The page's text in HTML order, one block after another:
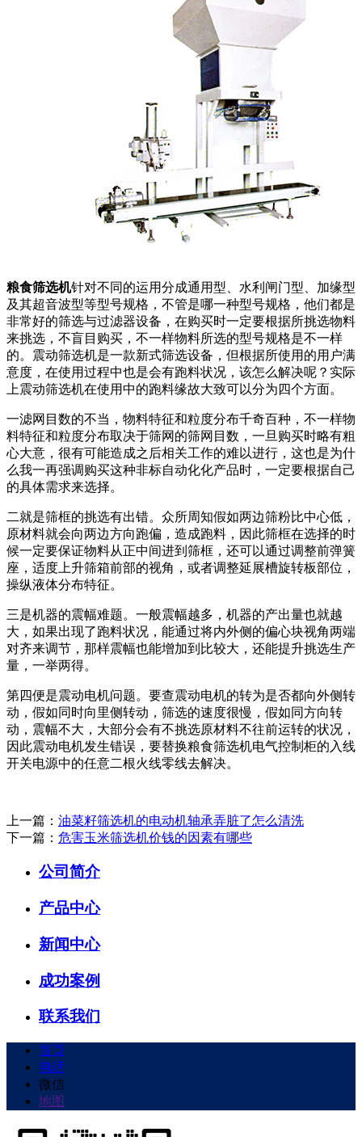
粮食筛选机针对不同的运用分成通用型、水利闸门型、加缘型
及其超音波型等型号规格，不管是哪一种型号规格，他们都是
非常好的筛选与过滤器设备，在购买时一定要根据所挑选物料
来挑选，不盲目购买，不一样物料所选的型号规格是不一样
的。震动筛选机是一款新式筛选设备，但根据所使用的用户满
意度，在使用过程中也是会有跑料状况，该怎么解决呢？实际
上震动筛选机在使用中的跑料缘故大致可以分为四个方面。
一滤网目数的不当，物料特征和粒度分布千奇百种，不一样物
料特征和粒度分布取决于筛网的筛网目数，一旦购买时略有粗
心大意，很有可能造成之后相关工作的难以进行，这也是为什
么我一再强调购买这种非标自动化化产品时，一定要根据自己
的具体需求来选择。
二就是筛框的挑选有出错。众所周知假如两边筛粉比中心低，
原材料就会向两边方向跑偏，造成跑料，因此筛框在选择的时
候一定要保证物料从正中间进到筛框，还可以通过调整前弹簧
座，适度上升筛箱前部的视角，或者调整延展槽旋转板部位，
操纵液体分布特征。
三是机器的震幅难题。一般震幅越多，机器的产出量也就越
大，如果出现了跑料状况，能通过将内外侧的偏心块视角两端
对齐来调节，那样震幅也能增加到比较大，还能提升挑选生产
量，一举两得。
第四便是震动电机问题。要查震动电机的转为是否都向外侧转
动，假如同时向里侧转动，筛选的速度很慢，假如同方向转
动，震幅不大，大部分会有不挑选原材料不往前运转的状况，
因此震动电机发生错误，要替换粮食筛选机电气控制柜的入线
开关电源中的任意二根火线零线去解决。
上一篇： 油菜籽筛选机的电动机轴承弄脏了怎么清洗
下一篇： 危害玉米筛选机价钱的因素有哪些
公司简介
产品中心
新闻中心
成功案例
联系我们
首页
电话
微信
地图